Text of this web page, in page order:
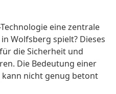
eine zentrale
Wolfsberg spielt? Dieses
die Sicherheit und
Die Bedeutung einer
nicht genug betont